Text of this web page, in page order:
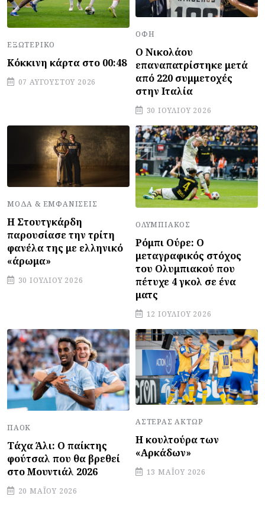
ΕΞΩΤΕΡΙΚΌ
Κόκκινη κάρτα στο 00:48
07 ΑΥΓΟΎΣΤΟΥ 2026
ΟΦΗ
Ο Νικολάου
επαναπατρίστηκε μετά
από 220 συμμετοχές
στην Ιταλία
30 ΙΟΥΛΊΟΥ 2026
ΜΌΔΑ & ΕΜΦΑΝΊΣΕΙΣ
Η Στουτγκάρδη
παρουσίασε την τρίτη
φανέλα της με ελληνικό
«άρωμα»
30 ΙΟΥΛΊΟΥ 2026
ΟΛΥΜΠΙΑΚΌΣ
Ρόμπι Ούρε: Ο
μεταγραφικός στόχος
του Ολυμπιακού που
πέτυχε 4 γκολ σε ένα
ματς
12 ΙΟΥΛΊΟΥ 2026
ΠΑΟΚ
Τάχα Άλι: Ο παίκτης
φούτσαλ που θα βρεθεί
στο Μουντιάλ 2026
20 ΜΑΪ́ΟΥ 2026
ΑΣΤΈΡΑΣ ΆΚΤΩΡ
Η κουλτούρα των
«Αρκάδων»
13 ΜΑΪ́ΟΥ 2026